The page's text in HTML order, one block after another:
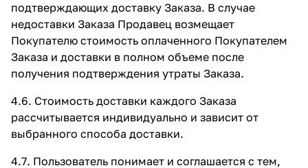
подтверждающих доставку Заказа. В случае
недоставки Заказа Продавец возмещает
Покупателю стоимость оплаченного Покупателем
Заказа и доставки в полном объеме после
получения подтверждения утраты Заказа.
4.6. Стоимость доставки каждого Заказа
рассчитывается индивидуально и зависит от
выбранного способа доставки.
4.7. Пользователь понимает и соглашается с тем,